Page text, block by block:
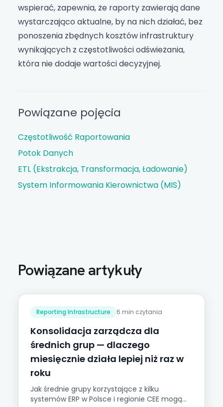
wspierać, zapewnia, że raporty zawierają dane
wystarczająco aktualne, by na nich działać, bez
ponoszenia zbędnych kosztów infrastruktury
wynikających z częstotliwości odświeżania,
która nie dodaje wartości decyzyjnej.
Powiązane pojęcia
Częstotliwość Raportowania
Potok Danych
ETL (Ekstrakcja, Transformacja, Ładowanie)
System Informowania Kierownictwa (MIS)
Powiązane artykuły
Reporting Infrastructure 6 min czytania
Konsolidacja zarządcza dla
średnich grup — dlaczego
miesięcznie działa lepiej niż raz w
roku
Jak średnie grupy korzystające z kilku
systemów ERP w Polsce i regionie CEE mogą